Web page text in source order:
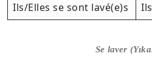
Ils/Elles se sont lavé(e)s
Se laver